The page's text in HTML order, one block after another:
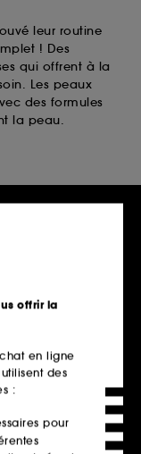
leur routine
! Des
qui offrent à la
Les peaux
des formules
la peau.
offrir la
en ligne
des
:
pour